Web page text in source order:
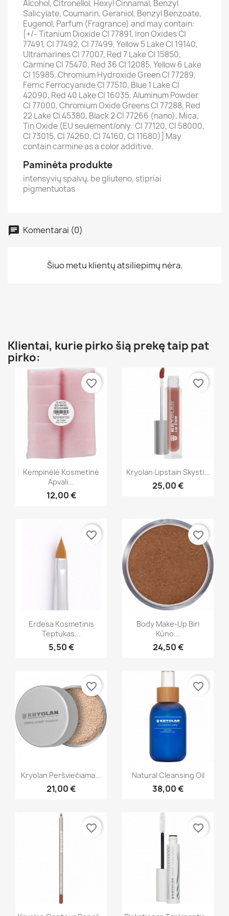
Alcohol, Citronellol, Hexyl Cinnamal, Benzyl
Salicylate, Coumarin, Geraniol, Benzyl Benzoate,
Eugenol, Parfum (Fragrance) and may contain:
[+/- Titanium Dioxide CI 77891, Iron Oxides CI
77491, CI 77492, CI 77499, Yellow 5 Lake CI 19140,
Ultramarines CI 77007, Red 7 Lake CI 15850,
Carmine CI 75470, Red 36 CI 12085, Yellow 6 Lake
CI 15985, Chromium Hydroxide Green CI 77289,
Ferric Ferrocyanide CI 77510, Blue 1 Lake CI
42090, Red 40 Lake CI 16035, Aluminum Powder
CI 77000, Chromium Oxide Greens CI 77288, Red
22 Lake CI 45380, Black 2 CI 77266 (nano), Mica,
Tin Oxide (EU seulement/only: CI 77120, CI 58000,
CI 73015, CI 74260, CI 74160, CI 11680)] May
contain carmine as a color additive.
Paminėta produkte
intensyvių spalvų, be gliuteno, stipriai
pigmentuotas
Komentarai (0)
Šiuo metu klientų atsiliepimų nėra.
Klientai, kurie pirko šią prekę taip pat
pirko:
Greita peržiūra
Kempinėlė Kosmetinė
Apvali...
12,00 €
favorite_border
Greita peržiūra
+11
Kryolan Lipstain Skysti...
25,00 €
favorite_border
Greita peržiūra
Erdesa Kosmetinis
Teptukas...
5,50 €
favorite_border
Greita peržiūra
Body Make-Up Biri
Kūno...
24,50 €
favorite_border
Greita peržiūra
Kryolan Peršviečiama...
21,00 €
favorite_border
Greita peržiūra
Natural Cleansing Oil
38,00 €
favorite_border
favorite_border favorite_border